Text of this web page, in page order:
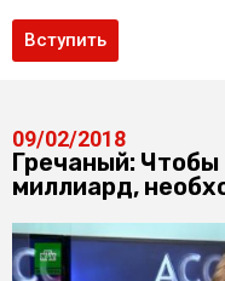
Вступить
09/02/2018
Гречаный:
миллиард,